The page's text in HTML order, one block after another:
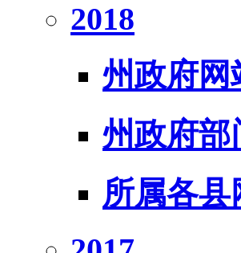
2018
州政府网
州政府部
所属各